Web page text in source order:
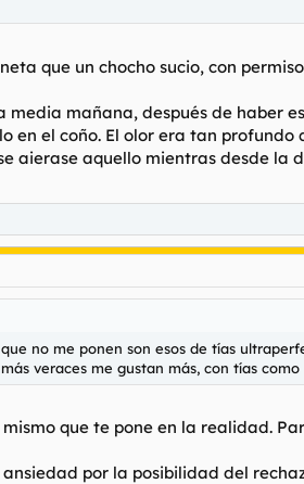
que un chocho sucio, con
mañana, después de haber
el coño. El olor era tan
aierase aquello mientras desde
no me ponen son esos de tías
veraces me gustan más, con tías
que te pone en la realidad.
por la posibilidad del